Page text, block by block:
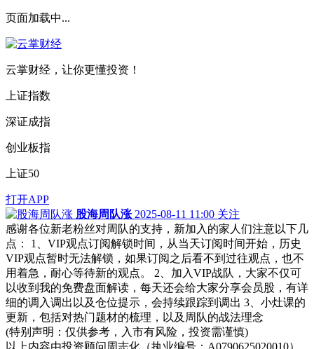
页面加载中...
云掌财经，让你更懂投资！
上证指数
深证成指
创业板指
上证50
打开APP
股海周队涨 2025-08-11 11:00 关注
感谢各位新老粉丝对周队的支持，新加入的家人们注意以下几
点： 1、VIP观点订阅解锁时间，从当天订阅时间开始，历史
VIP观点暂时无法解锁，如果订阅之后看不到过往观点，也不
用着急，耐心等待新的观点。 2、加入VIP战队，大家不仅可
以收到我的免费盘面解读，每天还会给大家分享会员股，有详
细的调入调出以及仓位提示，会持续跟踪到调出 3、小灶课的
更新，包括对热门题材的梳理，以及周队的战法理念
(特别声明：仅供参考，入市有风险，投资需谨慎)
以上内容由投资顾问周志化（执业编号：A0790625020010）